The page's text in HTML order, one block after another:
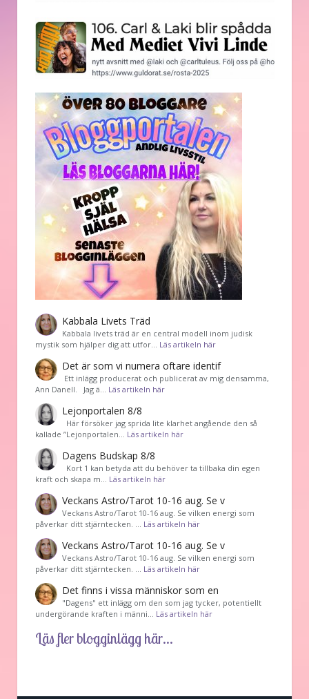
Kabbala Livets Träd
Kabbala livets träd är en central modell inom judisk
mystik som hjälper dig att utfor… Läs artikeln här
Det är som vi numera oftare identif
͏ Ett inlägg producerat och publicerat av mig densamma,
Ann Danell. Jag ä… Läs artikeln här
Lejonportalen 8/8
Här försöker jag sprida lite klarhet angående den så
kallade ”Lejonportalen… Läs artikeln här
Dagens Budskap 8/8
Kort 1 kan betyda att du behöver ta tillbaka din egen
kraft och skapa m… Läs artikeln här
Veckans Astro/Tarot 10-16 aug. Se v
Veckans Astro/Tarot 10-16 aug. Se vilken energi som
påverkar ditt stjärntecken. … Läs artikeln här
Veckans Astro/Tarot 10-16 aug. Se v
Veckans Astro/Tarot 10-16 aug. Se vilken energi som
påverkar ditt stjärntecken. … Läs artikeln här
Det finns i vissa människor som en
"Dagens" ett inlägg om den som jag tycker, potentiellt
undergörande kraften i männi… Läs artikeln här
Läs fler blogginlägg här...